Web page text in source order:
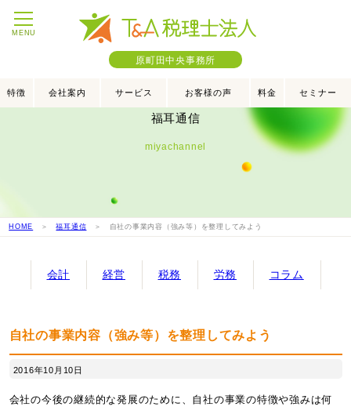
MENU
原町田中央事務所
特徴 会社案内 サービス お客様の声 料金 セミナー
福耳通信
miyachannel
HOME ＞福耳通信 ＞ 自社の事業内容（強み等）を整理してみよう
会計 経営 税務 労務 コラム
自社の事業内容（強み等）を整理してみよう
2016年10月10日
会社の今後の継続的な発展のために、自社の事業の特徴や強みは何